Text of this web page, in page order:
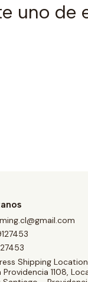
uno de
Shipping Location
Providencia 1108,